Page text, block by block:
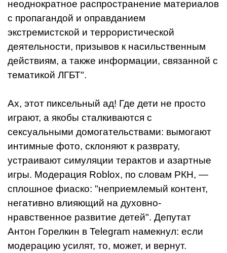
неоднократное распространение материалов
с пропагандой и оправданием
экстремистской и террористической
деятельности, призывов к насильственным
действиям, а также информации, связанной с
тематикой ЛГБТ".
Ах, этот пиксельный ад! Где дети не просто
играют, а якобы сталкиваются с
сексуальными домогательствами: вымогают
интимные фото, склоняют к разврату,
устраивают симуляции терактов и азартные
игры. Модерация Roblox, по словам РКН, —
сплошное фиаско: "неприемлемый контент,
негативно влияющий на духовно-
нравственное развитие детей". Депутат
Антон Горелкин в Telegram намекнул: если
модерацию усилят, то, может, и вернут.